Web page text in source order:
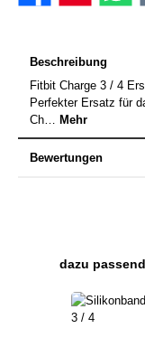
Beschreibung
Fitbit Charge 3 / 4
Perfekter Ersatz für
Ch… Mehr
Bewertungen
Produktgalerie
dazu passend